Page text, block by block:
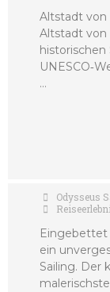
Altstadt von
Altstadt
historischen
…
Odysseus
Eingebettet
ein
Sailing. Der